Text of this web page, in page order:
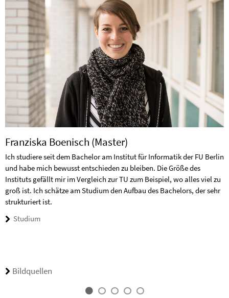
Franziska Boenisch (Master)
Ich studiere seit dem Bachelor am Institut für Informatik der FU Berlin
und habe mich bewusst entschieden zu bleiben. Die Größe des
Instituts gefällt mir im Vergleich zur TU zum Beispiel, wo alles viel zu
groß ist. Ich schätze am Studium den Aufbau des Bachelors, der sehr
strukturiert ist.
Studium
Bildquellen